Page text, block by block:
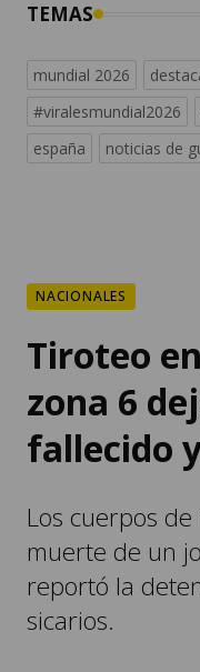
TEMAS
mundial 2026
#viralesmundial2026
españa
noticias de
NACIONALES
Tiroteo
zona 6
fallecido
Los cuerpos
muerte de un
reportó la
sicarios.